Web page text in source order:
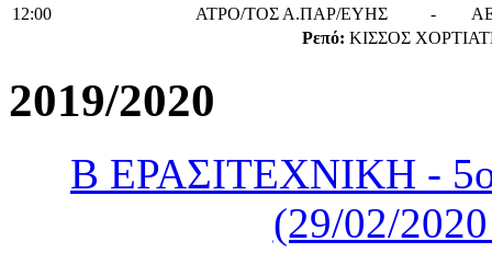
12:00
ΑΤΡΟ/ΤΟΣ Α.ΠΑΡ/ΕΥΗΣ -
Ρεπό: ΚΙΣΣΟΣ
2019/2020
Β ΕΡΑΣΙΤΕΧΝΙΚΗ -
(29/02/